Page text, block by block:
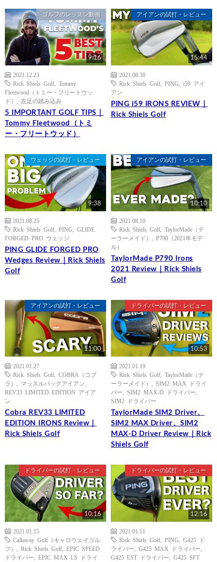
ゴルフのレッスン動画
9:16
2021.12.23
Rick Shiels Golf
Tommy
Fleetwood（トミー・フリートウッ
ド）
左足の踏み込み
5 IMPORTANT GOLF TIPS｜
Tommy Fleetwood（トミ
ー・フリートウッド）
アイアンの試打・レビュー
15:44
2021.08.30
Rick Shiels Golf
PING
i59 アイ
アン
PING i59 IRONS REVIEW｜
Rick Shiels Golf
ウェッジの試打・レビュー
9:38
2021.08.25
Rick Shiels Golf
PING
GLIDE
FORGED PRO ウェッジ
PING GLIDE FORGED PRO
Wedges Review｜Rick Shiels
Golf
アイアンの試打・レビュー
10:10
2021.08.10
Rick Shiels Golf
TaylorMade（テ
ーラーメイド）
P790（2021年モデ
ル）
TaylorMade P790 Irons
2021 Review｜Rick Shiels
Golf
アイアンの試打・レビュー
11:00
2021.01.27
Rick Shiels Golf
COBRA（コブ
ラ）
マッスルバックアイアン
REV33 LIMITED EDITION アイア
ン
Cobra REV33 LIMITED
EDITION IRONS Review｜
Rick Shiels Golf
ドライバーの試打・レビュー
10:53
2021.01.19
Rick Shiels Golf
TaylorMade（テ
ーラーメイド）
SIM2 MAX ドライ
バー
SIM2 MAX-D ドライバー
SIM2 ドライバー
TaylorMade SIM2 Driver、
SIM2 MAX Driver、SIM2
MAX-D Driver Review｜Rick
Shiels Golf
ドライバーの試打・レビュー
10:16
2021.01.15
Callaway Golf（キャロウェイゴル
フ）
Rick Shiels Golf
EPIC SPEED
ドライバー
EPIC MAX LS ドライ
ドライバーの試打・レビュー
12:16
2021.01.11
Rick Shiels Golf
PING
G425 ド
ライバー
G425 MAX ドライバー
G425 LST ドライバー
G425 SFT